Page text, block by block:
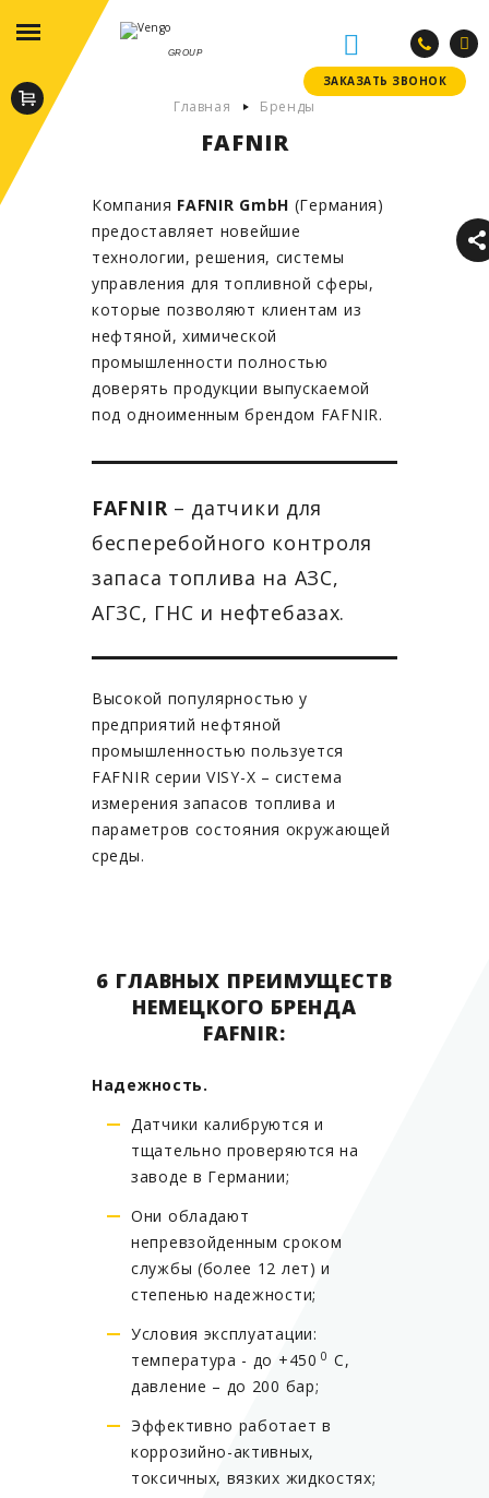
ЗАКАЗАТЬ ЗВОНОК
ЗАКАЗАТЬ ЗВОНОК
GROUP
Главная Бренды
FAFNIR
Компания FAFNIR GmbH (Германия)
предоставляет новейшие
технологии, решения, системы
управления для топливной сферы,
которые позволяют клиентам из
нефтяной, химической
промышленности полностью
доверять продукции выпускаемой
под одноименным брендом FAFNIR.
FAFNIR– датчики для
бесперебойного контроля
запаса топлива на АЗС,
АГЗС, ГНС и нефтебазах.
Высокой популярностью у
предприятий нефтяной
промышленностью пользуется
FAFNIR серии VISY-X – система
измерения запасов топлива и
параметров состояния окружающей
среды.
6 ГЛАВНЫХ ПРЕИМУЩЕСТВ
НЕМЕЦКОГО БРЕНДА
FAFNIR:
Надежность.
Датчики калибруются и
тщательно проверяются на
заводе в Германии;
Они обладают
непревзойденным сроком
службы (более 12 лет) и
степенью надежности;
Условия эксплуатации:
температура - до +450 0 С,
давление – до 200 бар;
Эффективно работает в
коррозийно-активных,
токсичных, вязких жидкостях;